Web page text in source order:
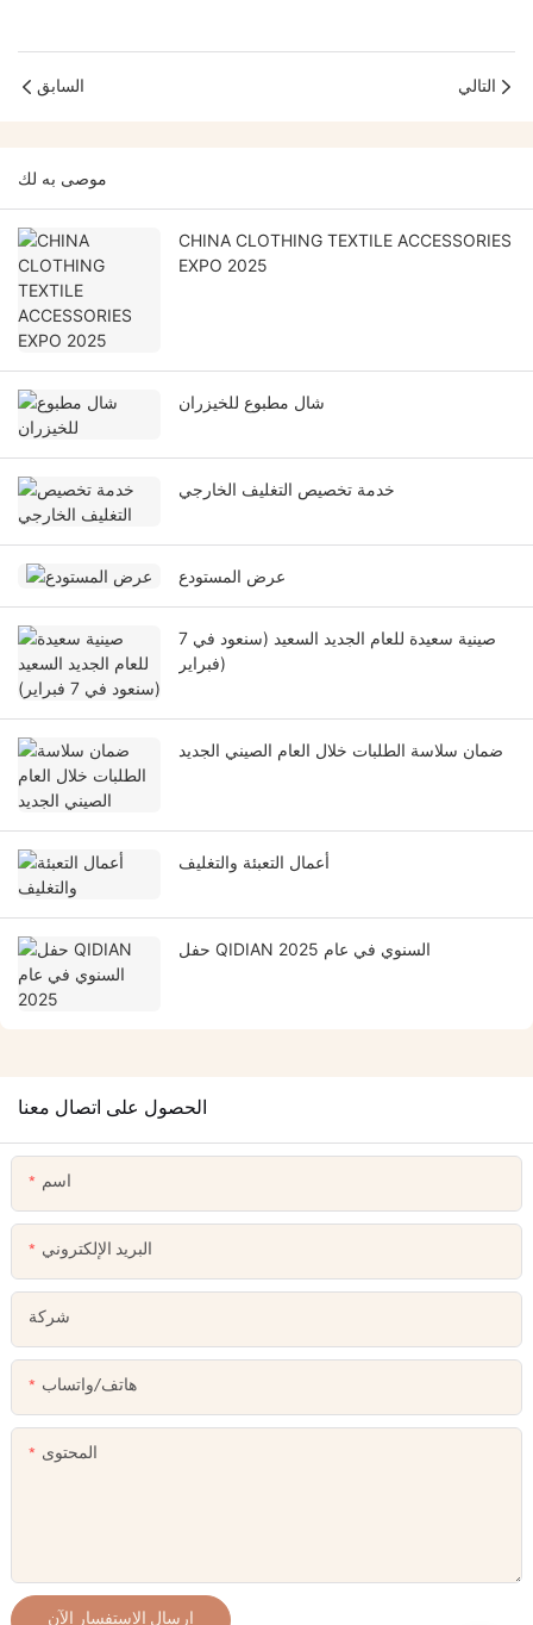
السابق التالي
موصى به لك
CHINA CLOTHING TEXTILE ACCESSORIES
EXPO 2025
شال مطبوع للخيزران
خدمة تخصيص التغليف الخارجي
عرض المستودع
صينية سعيدة للعام الجديد السعيد (سنعود في 7
فبراير)
ضمان سلاسة الطلبات خلال العام الصيني الجديد
أعمال التعبئة والتغليف
حفل QIDIAN السنوي في عام 2025
الحصول على اتصال معنا
اسم
البريد الإلكتروني
شركة
هاتف/واتساب
المحتوى
إرسال الاستفسار الآن